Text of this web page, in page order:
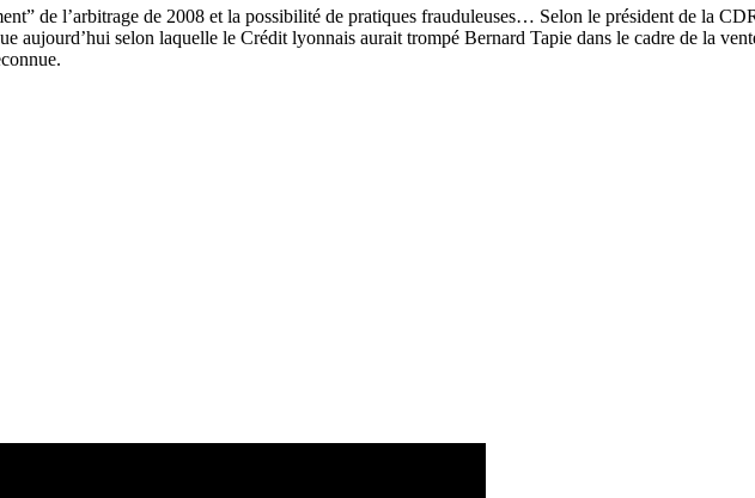
de l’arbitrage de 2008 et la possibilité de pratiques frauduleuses… Selon le président de la
aujourd’hui selon laquelle le Crédit lyonnais aurait trompé Bernard Tapie dans le cadre de la